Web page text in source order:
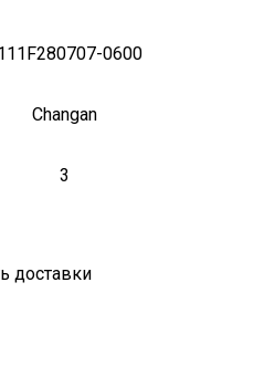
0600
Changan
3
доставки